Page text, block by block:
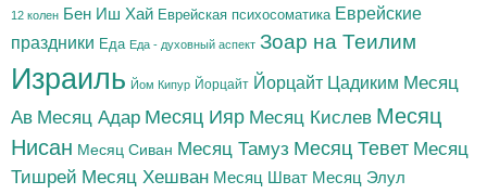
12 колен Бен Иш Хай Еврейская психосоматика Еврейские
праздники Еда Еда - духовный аспект Зоар на Теилим
Израиль Йом Кипур Йорцайт Йорцайт Цадиким Месяц
Ав Месяц Адар Месяц Ияр Месяц Кислев Месяц
Нисан Месяц Сиван Месяц Тамуз Месяц Тевет Месяц
Тишрей Месяц Хешван Месяц Шват Месяц Элул